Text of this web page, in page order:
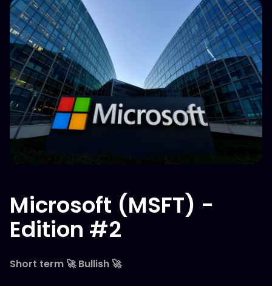
Microsoft (MSFT) -
Edition #2
Short term 🚀 Bullish 🚀